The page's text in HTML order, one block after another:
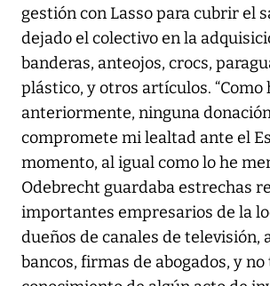
gestión con Lasso para cubrir el
dejado el colectivo en la
banderas, anteojos, crocs,
plástico, y otros artículos. “Como
anteriormente, ninguna
compromete mi lealtad ante el
momento, al igual como lo he
Odebrecht guardaba estrechas
importantes empresarios de la
dueños de canales de televisión,
bancos, firmas de abogados, y